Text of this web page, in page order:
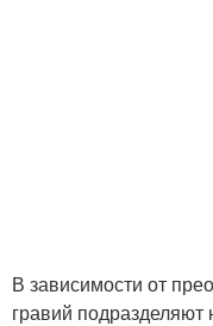
В зависимости от
гравий